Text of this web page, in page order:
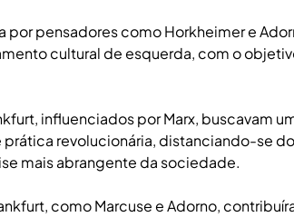
por pensadores como Horkheimer e
cultural de esquerda, com o
influenciados por Marx, buscavam
revolucionária, distanciando-se
mais abrangente da sociedade.
como Marcuse e Adorno,